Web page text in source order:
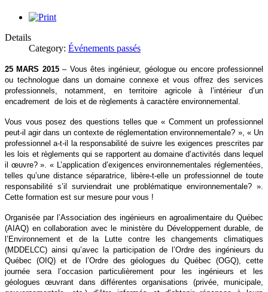
Details
Category: Événements passés
25 MARS 2015– Vous êtes ingénieur, géologue ou encore professionnel
ou technologue dans un domaine connexe et vous offrez des services
professionnels, notamment, en territoire agricole à l’intérieur d’un
encadrement de lois et de règlements à caractère environnemental.
Vous vous posez des questions telles que « Comment un professionnel
peut-il agir dans un contexte de réglementation environnementale? », « Un
professionnel a-t-il la responsabilité de suivre les exigences prescrites par
les lois et règlements qui se rapportent au domaine d’activités dans lequel
il œuvre? ». « L’application d’exigences environnementales réglementées,
telles qu’une distance séparatrice, libère-t-elle un professionnel de toute
responsabilité s’il surviendrait une problématique environnementale? ».
Cette formation est sur mesure pour vous !
Organisée par l’Association des ingénieurs en agroalimentaire du Québec
(AIAQ) en collaboration avec le ministère du Développement durable, de
l’Environnement et de la Lutte contre les changements climatiques
(MDDELCC) ainsi qu’avec la participation de l’Ordre des ingénieurs du
Québec (OIQ) et de l’Ordre des géologues du Québec (OGQ), cette
journée sera l’occasion particulièrement pour les ingénieurs et les
géologues œuvrant dans différentes organisations (privée, municipale,